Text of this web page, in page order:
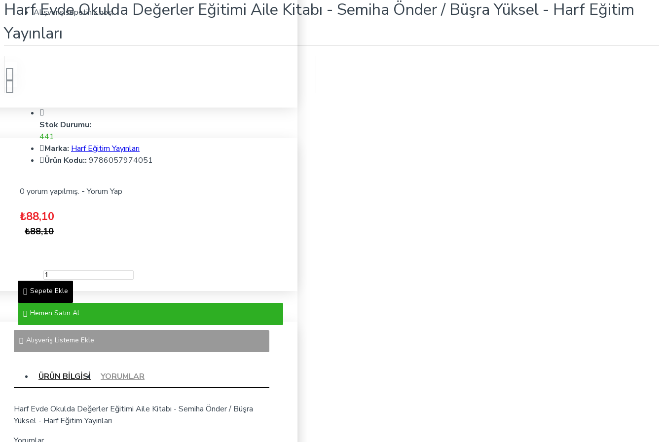
Alışveriş sepetiniz boş!
Harf Evde Okulda Değerler Eğitimi Aile Kitabı - Semiha Önder / Büşra Yüksel - Harf Eğitim
Yayınları
Stok Durumu:
441
Marka: Harf Eğitim Yayınları
Ürün Kodu:: 9786057974051
0 yorum yapılmış. - Yorum Yap
₺88,10
₺88,10
Sepete Ekle
Hemen Satın Al
Alışveriş Listeme Ekle
ÜRÜN BILGISI YORUMLAR
Harf Evde Okulda Değerler Eğitimi Aile Kitabı - Semiha Önder / Büşra
Yüksel - Harf Eğitim Yayınları